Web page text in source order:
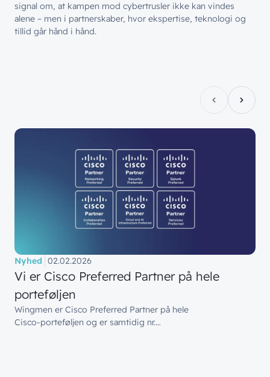
signal om, at kampen mod cybertrusler ikke kan vindes
alene – men i partnerskaber, hvor ekspertise, teknologi og
tillid går hånd i hånd.
Nyhed 02.02.2026
Vi er Cisco Preferred Partner på hele
porteføljen
Wingmen er Cisco Preferred Partner på hele
Cisco‑porteføljen og er samtidig nr.…